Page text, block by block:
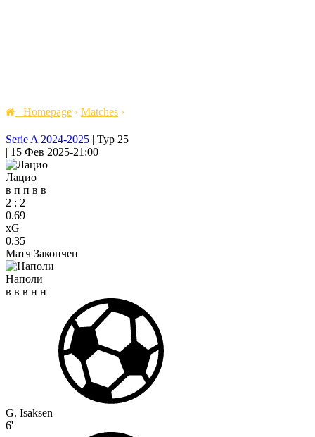
Homepage › Matches ›
Serie A 2024-2025 | Тур 25
| 15 Фев 2025-21:00
Лацио
в п п в в
2 : 2
0.69
xG
0.35
Матч Закончен
Наполи
в в в н н
G. Isaksen
6'